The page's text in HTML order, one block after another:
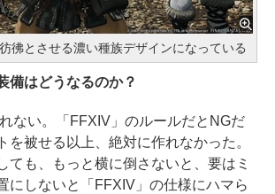
彿とさせる濃い種族デザインになっている
はどうなるのか？
ない。「FFXIV」のルールだとNGだ
を被せる以上、絶対に作れなかった。
ても、もっと横に倒さないと、要はミ
にしないと「FFXIV」の仕様にハマら